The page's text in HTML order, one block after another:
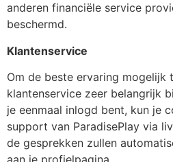
anderen financiële service
beschermd.
Klantenservice
Om de beste ervaring mogelijk
klantenservice zeer belangrijk
je eenmaal inlogd bent, kun je
support van ParadisePlay via
de gesprekken zullen